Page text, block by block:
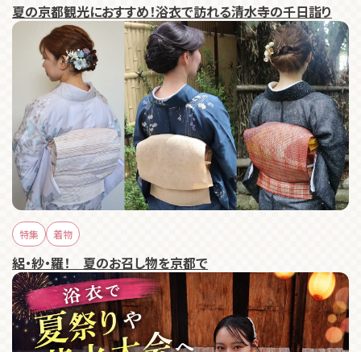
夏の京都観光におすすめ！浴衣で訪れる清水寺の千日詣り
特集 着物
絽・紗・羅！ 夏のお召し物を京都で